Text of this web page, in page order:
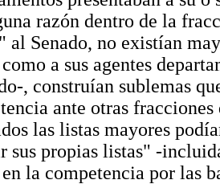
razón dentro de la
al Senado, no existían
a sus agentes
, construían sublemas
ante otras
las listas mayores
sus propias listas" -
la competencia por las